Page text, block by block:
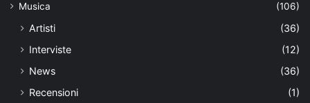
Musica (106)
Artisti
(36)
Interviste
(12)
News
(36)
Recensioni
(1)